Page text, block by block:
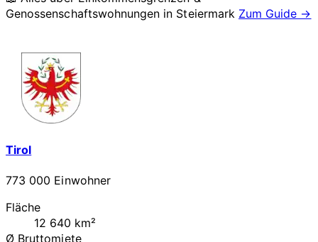
Genossenschaftswohnungen in Steiermark Zum Guide →
Tirol
773 000 Einwohner
Fläche
12 640 km²
Ø Bruttomiete